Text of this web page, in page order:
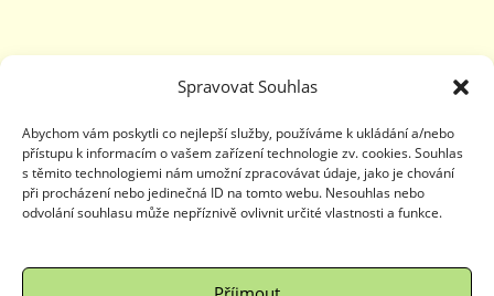
Spravovat Souhlas
Abychom vám poskytli co nejlepší služby, používáme k ukládání a/nebo
přístupu k informacím o vašem zařízení technologie zv. cookies. Souhlas
s těmito technologiemi nám umožní zpracovávat údaje, jako je chování
při procházení nebo jedinečná ID na tomto webu. Nesouhlas nebo
odvolání souhlasu může nepříznivě ovlivnit určité vlastnosti a funkce.